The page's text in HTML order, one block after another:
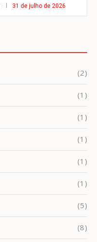
31 de julho de 2026
(2)
(1)
(1)
(1)
(1)
(1)
(5)
(8)